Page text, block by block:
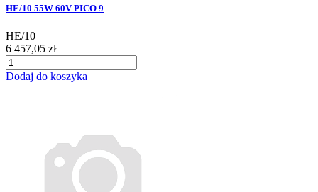
HE/10 55W 60V PICO 9
HE/10
6 457,05 zł
Dodaj do koszyka